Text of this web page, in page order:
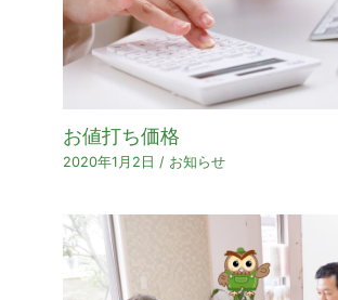
お値打ち価格
2020年1月2日 / お知らせ